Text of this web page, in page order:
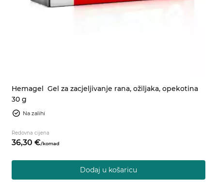
Hemagel Gel za zacjeljivanje rana, ožiljaka, opekotina
30 g
Na zalihi
Redovna cijena
36,30 €/komad
Dodaj u košaricu